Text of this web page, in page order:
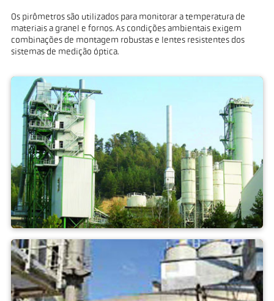
Os pirômetros são utilizados para monitorar a temperatura de
materiais a granel e fornos. As condições ambientais exigem
combinações de montagem robustas e lentes resistentes dos
sistemas de medição óptica.
Asfalto